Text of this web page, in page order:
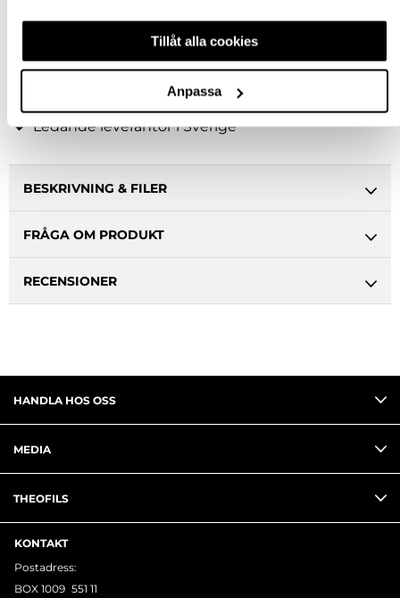
Tillåt alla cookies
Anpassa
VÄLJ VARIANT
Ledande leverantör i Sverige
BESKRIVNING & FILER
FRÅGA OM PRODUKT
RECENSIONER
HANDLA HOS OSS
MEDIA
THEOFILS
KONTAKT
Postadress:
BOX 1009 551 11